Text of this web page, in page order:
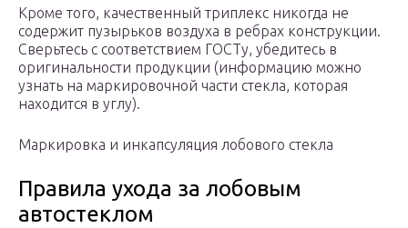
Кроме того, качественный триплекс никогда не
содержит пузырьков воздуха в ребрах конструкции.
Сверьтесь с соответствием ГОСТу, убедитесь в
оригинальности продукции (информацию можно
узнать на маркировочной части стекла, которая
находится в углу).
Маркировка и инкапсуляция лобового стекла
Правила ухода за лобовым
автостеклом